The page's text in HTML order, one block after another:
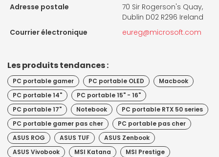
Adresse postale
70 Sir Rogerson's Quay,
Dublin D02 R296 Ireland
Courrier électronique
eureg@microsoft.com
Les produits tendances :
PC portable gamer PC portable OLED
Macbook
PC portable 14"
PC portable 15" - 16"
PC portable 17"
Notebook
PC portable RTX 50 series
PC portable gamer pas cher
PC portable pas cher
ASUS ROG
ASUS TUF
ASUS Zenbook
ASUS Vivobook
MSI Katana
MSI Prestige